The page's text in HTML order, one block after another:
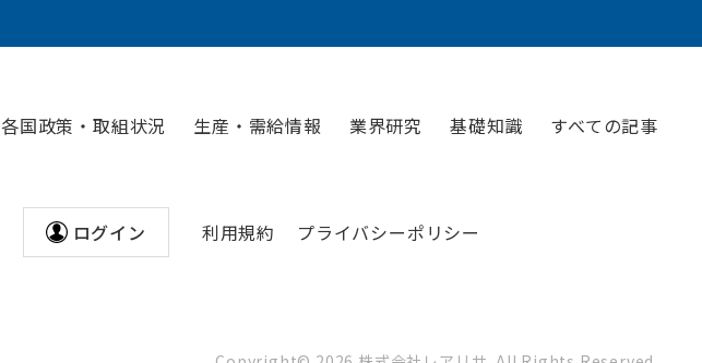
各国政策・取組状況 生産・需給情報 業界研究 基礎知識 すべての記事
ログイン 利用規約 プライバシーポリシー